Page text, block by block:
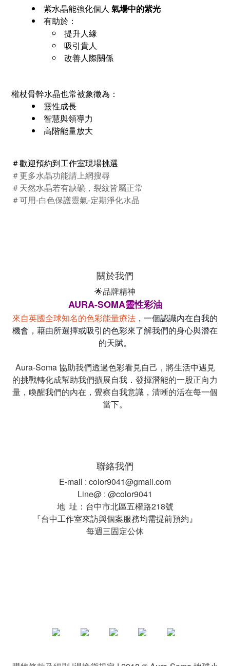
紫水晶能強化個人 氣場中的紫光
有助於：
提升人緣
吸引貴人
改善人際關係
權杖骨幹水晶也常被象徵為：
靈性成長
智慧與領導力
高階能量放大
＃歡迎預約到工作室現場挑選
＃更多水晶功能請上網搜尋
＃天然水晶若有缺礦，裂紋皆屬正常
＃可用-白色保護靈氣-定期淨化水晶
關於我們
🌟品牌精神
AURA-SOMA靈性彩油
來自英國全球知名的色彩能量療法 ，一個認識內在自我的
機會，藉由所選擇或吸引的色彩來了解我們的身心與潛在
的天賦。
Aura-Soma 協助我們透過色彩看見自己，將生活中遇見
的挑戰轉化成幫助我們擴展自我．發揮潛能的一股正向力
量，喚醒我們的內在，覺察自我意識，清晰的活在每一個
當下。
聯絡我們
E-mail : color9041@gmail.com
Line@ : @color9041
地 址：台中市北區五權路218號
『台中工作室來訪與個案服務均需提前預約』
每週三固定公休